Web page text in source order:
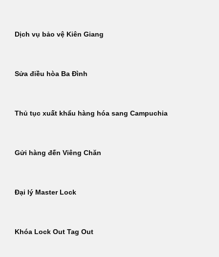
Dịch vụ bảo vệ Kiên Giang
Sửa điều hòa Ba Đình
Thủ tục xuất khẩu hàng hóa sang Campuchia
Gửi hàng đến Viêng Chăn
Đại lý Master Lock
Khóa Lock Out Tag Out